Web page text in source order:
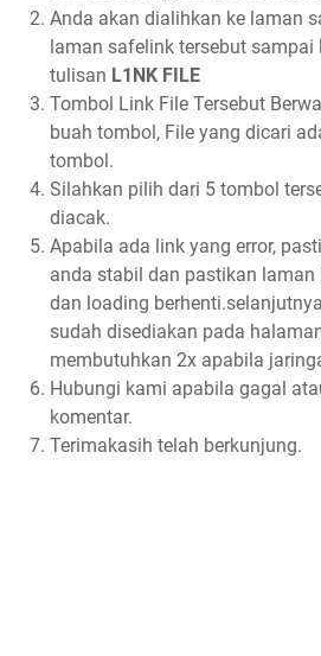
Anda akan dialihkan ke laman
laman safelink tersebut sampai
tulisan L1NK FILE
Tombol Link File Tersebut
buah tombol, File yang dicari
tombol.
Silahkan pilih dari 5 tombol
diacak.
Apabila ada link yang error,
anda stabil dan pastikan
dan loading
sudah disediakan pada
membutuhkan 2x apabila
Hubungi kami apabila gagal
komentar.
Terimakasih telah berkunjung.